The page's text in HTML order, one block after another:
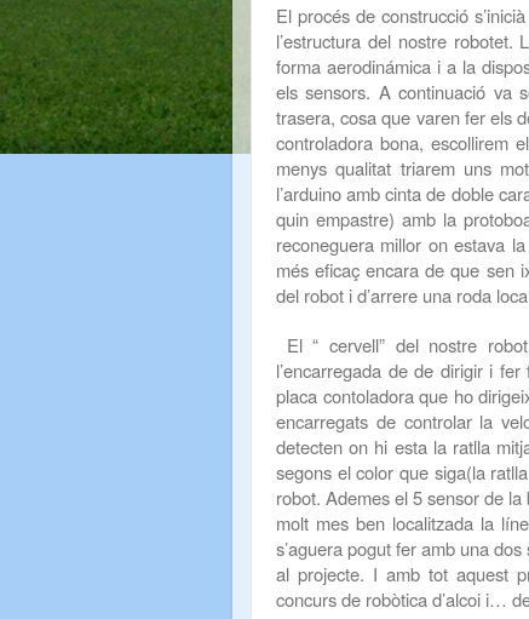
El procés de construcció
l’estructura del nostre
forma aerodinámica i a la
els sensors. A continuació va
trasera, cosa que varen fer els
controladora bona, escollirem
menys qualitat triarem uns
l’arduino amb cinta de doble
quin empastre) amb la
reconeguera millor on estava
més eficaç encara de que sen
del robot i d’arrere una roda
El “ cervell” del nostre
l’encarregada de de dirigir i
placa contoladora que ho
encarregats de controlar la
detecten on hi esta la ratlla
segons el color que siga(la
robot. Ademes el 5 sensor de
molt mes ben localitzada la
s’aguera pogut fer amb una
al projecte. I amb tot aquest
concurs de robòticad’alcoi i…